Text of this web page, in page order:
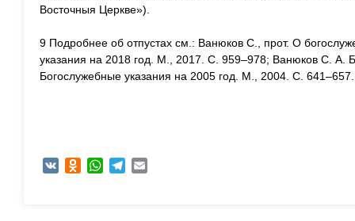
Восточныя Церкве»).
9 Подробнее об отпустах см.: Ванюков С., прот. О
указания на 2018 год. М., 2017. С. 959–978; Ванюков С. А.
Богослужебные указания на 2005 год. М., 2004. С. 641–657.
VK Odnoklassniki
WhatsAppTelegram